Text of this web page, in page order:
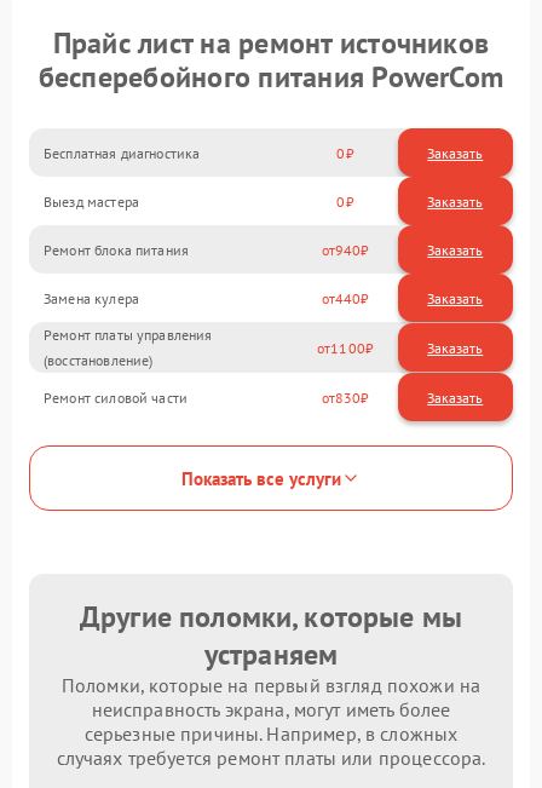
Прайс лист на ремонт источников
бесперебойного питания PowerCom
Бесплатная диагностика 0 Заказать
Выезд мастера 0 Заказать
Ремонт блока питания 940
Замена кулера 440
Ремонт платы управления
(восстановление)
1100
Ремонт силовой части 830
Показать все услуги
Другие поломки, которые мы
устраняем
Поломки, которые на первый взгляд похожи на
неисправность экрана, могут иметь более
серьезные причины. Например, в сложных
случаях требуется ремонт платы или процессора.